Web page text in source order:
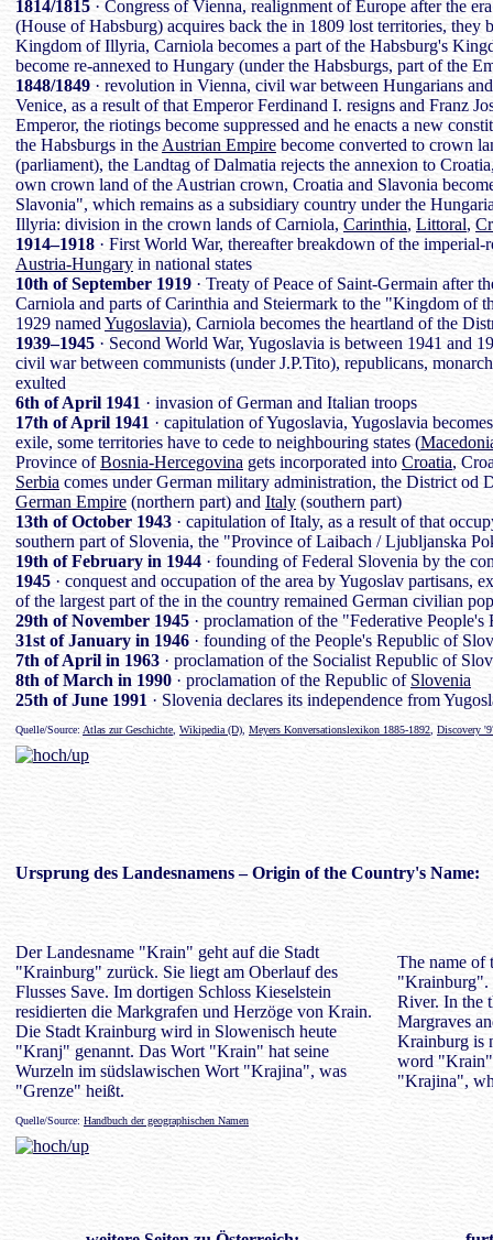
1814/1815 · Congress of Vienna, realignment of Europe after the
(House of Habsburg) acquires back the in 1809 lost territories, they
Kingdom of Illyria, Carniola becomes a part of the Habsburg's
become re-annexed to Hungary (under the Habsburgs, part of the
1848/1849 · revolution in Vienna, civil war between Hungarians
Venice, as a result of that Emperor Ferdinand I. resigns and Franz
Emperor, the riotings become suppressed and he enacts a new
the Habsburgs in the Austrian Empire become converted to crown
(parliament), the Landtag of Dalmatia rejects the annexion to
own crown land of the Austrian crown, Croatia and Slavonia
Slavonia", which remains as a subsidiary country under the
Illyria: division in the crown lands of Carniola, Carinthia, Littoral,
1914–1918 · First World War, thereafter breakdown of the
Austria-Hungary in national states
10th of September 1919 · Treaty of Peace of Saint-Germain after
Carniola and parts of Carinthia and Steiermark to the "Kingdom of
1929 named Yugoslavia), Carniola becomes the heartland of the
1939–1945 · Second World War, Yugoslavia is between 1941 and
civil war between communists (under J.P.Tito), republicans,
exulted
6th of April 1941 · invasion of German and Italian troops
17th of April 1941 · capitulation of Yugoslavia, Yugoslavia
exile, some territories have to cede to neighbouring states (
Province ofBosnia-Hercegovina gets incorporated into Croatia,
Serbia comes under German military administration, the District od
German Empire (northern part) and Italy (southern part)
13th of October 1943 · capitulation of Italy, as a result of that
southern part of Slovenia, the "Province of Laibach / Ljubljanska
19th of February in 1944 · founding of Federal Slovenia by the
1945 · conquest and occupation of the area by Yugoslav partisans,
of the largest part of the in the country remained German civilian
29th of November 1945 · proclamation of the "Federative
31st of January in 1946 · founding of the People's Republic of
7th of April in 1963 · proclamation of the Socialist Republic of
8th of March in 1990 · proclamation of the Republic of Slovenia
25th of June 1991 · Slovenia declares its independence from
Quelle/Source: Atlas zur Geschichte Wikipedia (D) Meyers Konversationslexikon 1885-1892 Discovery
Ursprung des Landesnamens– Origin of the Country's Name:
Der Landesname "Krain" geht auf die Stadt
"Krainburg" zurück. Sie liegt am Oberlauf des
Flusses Save. Im dortigen Schloss Kieselstein
residierten die Markgrafen und Herzöge von Krain.
Die Stadt Krainburg wird in Slowenisch heute
"Kranj" genannt. Das Wort "Krain" hat seine
Wurzeln im südslawischen Wort "Krajina", was
"Grenze" heißt.
The name of
"Krainburg".
River. In the
Margraves
Krainburg is
word "Krain"
"Krajina",
Quelle/Source: Handbuch der geographischen Namen